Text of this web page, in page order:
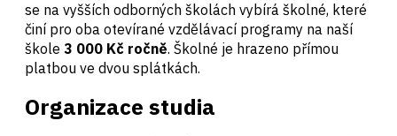
se na vyšších odborných školách vybírá školné, které
činí pro oba otevírané vzdělávací programy na naší
škole 3 000 Kč ročně. Školné je hrazeno přímou
platbou ve dvou splátkách.
Organizace studia